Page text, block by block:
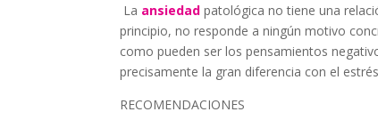
La ansiedad patológica no tiene una
principio, no responde a ningún motivo
como pueden ser los pensamientos
precisamente la gran diferencia con el
RECOMENDACIONES